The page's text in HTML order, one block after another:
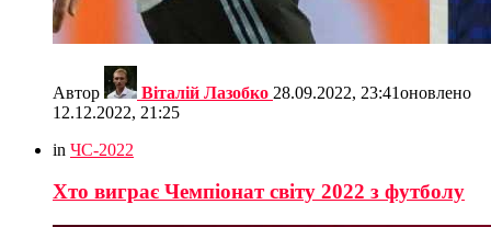
Автор Віталій Лазобко 28.09.2022, 23:41оновлено
12.12.2022, 21:25
in ЧС-2022
Хто виграє Чемпіонат світу 2022 з футболу